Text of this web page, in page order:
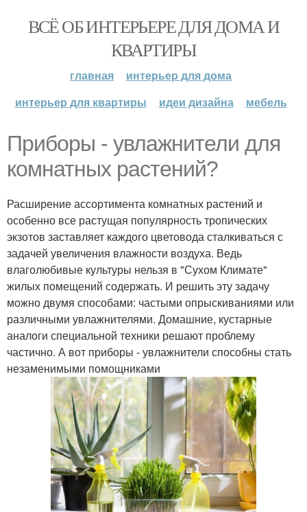
ВСЁ ОБ ИНТЕРЬЕРЕ ДЛЯ ДОМА И
КВАРТИРЫ
главная
интерьер для дома
интерьер для квартиры
идеи дизайна мебель
Приборы - увлажнители для
комнатных растений?
Расширение ассортимента комнатных растений и
особенно все растущая популярность тропических
экзотов заставляет каждого цветовода сталкиваться с
задачей увеличения влажности воздуха. Ведь
влаголюбивые культуры нельзя в "Сухом Климате"
жилых помещений содержать. И решить эту задачу
можно двумя способами: частыми опрыскиваниями или
различными увлажнителями. Домашние, кустарные
аналоги специальной техники решают проблему
частично. А вот приборы - увлажнители способны стать
незаменимыми помощниками